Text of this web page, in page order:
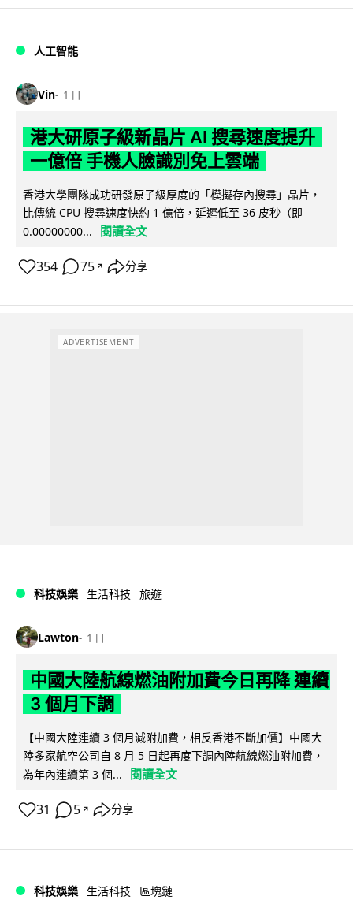
人工智能
Vin 1 日
港大研原子級新晶片 AI 搜尋速度提升
一億倍 手機人臉識別免上雲端
香港大學團隊成功研發原子級厚度的「模擬存內搜尋」晶片，
比傳統 CPU 搜尋速度快約 1 億倍，延遲低至 36 皮秒（即
0.00000000...
閱讀全文
354 75 ↗ 分享
ADVERTISEMENT
科技娛樂 生活科技 旅遊
Lawton 1 日
中國大陸航線燃油附加費今日再降 連續
3 個月下調
【中國大陸連續 3 個月減附加費，相反香港不斷加價】中國大
陸多家航空公司自 8 月 5 日起再度下調內陸航線燃油附加費，
為年內連續第 3 個...
閱讀全文
31 5 ↗ 分享
科技娛樂 生活科技 區塊鏈